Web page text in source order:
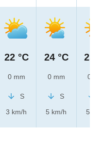
22 °C
0 mm
S
3 km/h
24 °C
0 mm
S
5 km/h
25 °C
0 mm
5 km/h